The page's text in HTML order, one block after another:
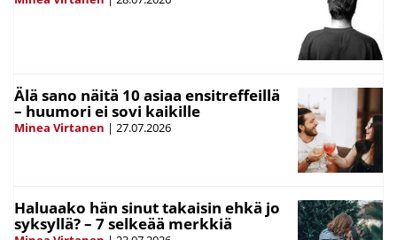
Älä sano näitä 10 asiaa ensitreffeillä
– huumori ei sovi kaikille
Minea Virtanen | 27.07.2026
Haluaako hän sinut takaisin ehkä jo
syksyllä? – 7 selkeää merkkiä